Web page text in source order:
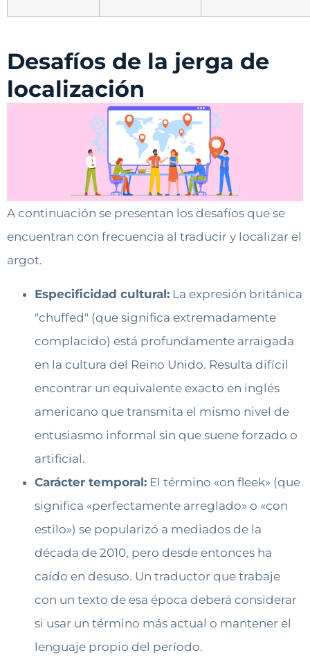
Desafíos de la jerga de
localización
A continuación se presentan los desafíos que se
encuentran con frecuencia al traducir y localizar el
argot.
Especificidad cultural: La expresión británica
"chuffed" (que significa extremadamente
complacido) está profundamente arraigada
en la cultura del Reino Unido. Resulta difícil
encontrar un equivalente exacto en inglés
americano que transmita el mismo nivel de
entusiasmo informal sin que suene forzado o
artificial.
Carácter temporal: El término «on fleek» (que
significa «perfectamente arreglado» o «con
estilo») se popularizó a mediados de la
década de 2010, pero desde entonces ha
caído en desuso. Un traductor que trabaje
con un texto de esa época deberá considerar
si usar un término más actual o mantener el
lenguaje propio del período.